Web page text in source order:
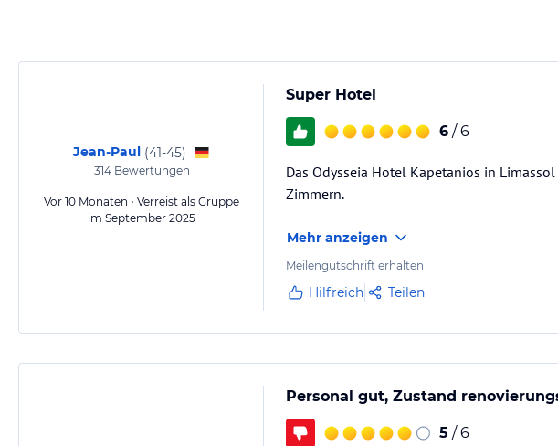
Jean-Paul (41-45)
314Bewertungen
Vor 10 Monaten • Verreist als Gruppe
im September 2025
Super Hotel
6 / 6
Das Odysseia Hotel Kapetanios in
Zimmern.
Mehr anzeigen
Meilengutschrift erhalten
Hilfreich Teilen
Personal gut, Zustand
5 / 6